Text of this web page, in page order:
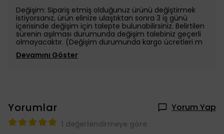
Değişim: Sipariş etmiş olduğunuz ürünü değiştirmek
istiyorsanız, ürün elinize ulaştıktan sonra 3 iş günü
içerisinde değişim için talepte bulunabilirsiniz. Belirtilen
sürenin aşılması durumunda değişim talebiniz geçerli
olmayacaktır. (Değişim durumunda kargo ücretleri m
Devamını Göster
Yorumlar Yorum Yap
1 değerlendirmeye göre